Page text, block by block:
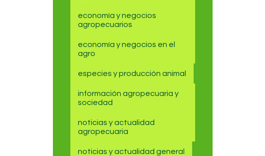
economía y negocios
agropecuarios
economía y negocios en el
agro
especies y producción animal
información agropecuaria y
sociedad
noticias y actualidad
agropecuaria
noticias y actualidad general